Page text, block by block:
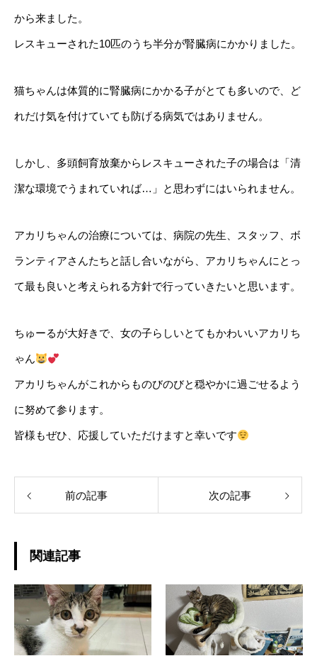
から来ました。
レスキューされた10匹のうち半分が腎臓病にかかりました。
猫ちゃんは体質的に腎臓病にかかる子がとても多いので、ど
れだけ気を付けていても防げる病気ではありません。
しかし、多頭飼育放棄からレスキューされた子の場合は「清
潔な環境でうまれていれば…」と思わずにはいられません。
アカリちゃんの治療については、病院の先生、スタッフ、ボ
ランティアさんたちと話し合いながら、アカリちゃんにとっ
て最も良いと考えられる方針で行っていきたいと思います。
ちゅーるが大好きで、女の子らしいとてもかわいいアカリち
ゃん
アカリちゃんがこれからものびのびと穏やかに過ごせるよう
に努めて参ります。
皆様もぜひ、応援していただけますと幸いです
前の記事 次の記事
関連記事